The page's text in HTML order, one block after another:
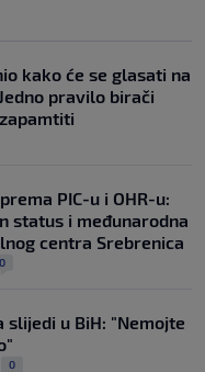
kako će se glasati na
pravilo birači
PIC-u i OHR-u:
status i međunarodna
centra Srebrenica
0
slijedi u BiH: "Nemojte
0